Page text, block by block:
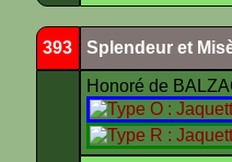
393 Splendeur et
Honoré de